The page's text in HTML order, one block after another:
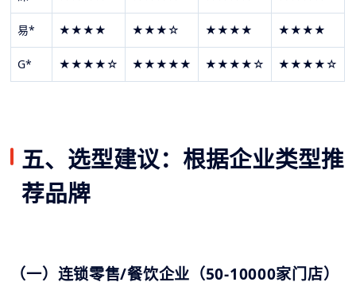
易* ★★★★ ★★★☆ ★★★★ ★★★★
G* ★★★★☆ ★★★★★ ★★★★☆ ★★★★☆
五、选型建议：根据企业类型推
荐品牌
（一）连锁零售/餐饮企业（50-10000家门店）